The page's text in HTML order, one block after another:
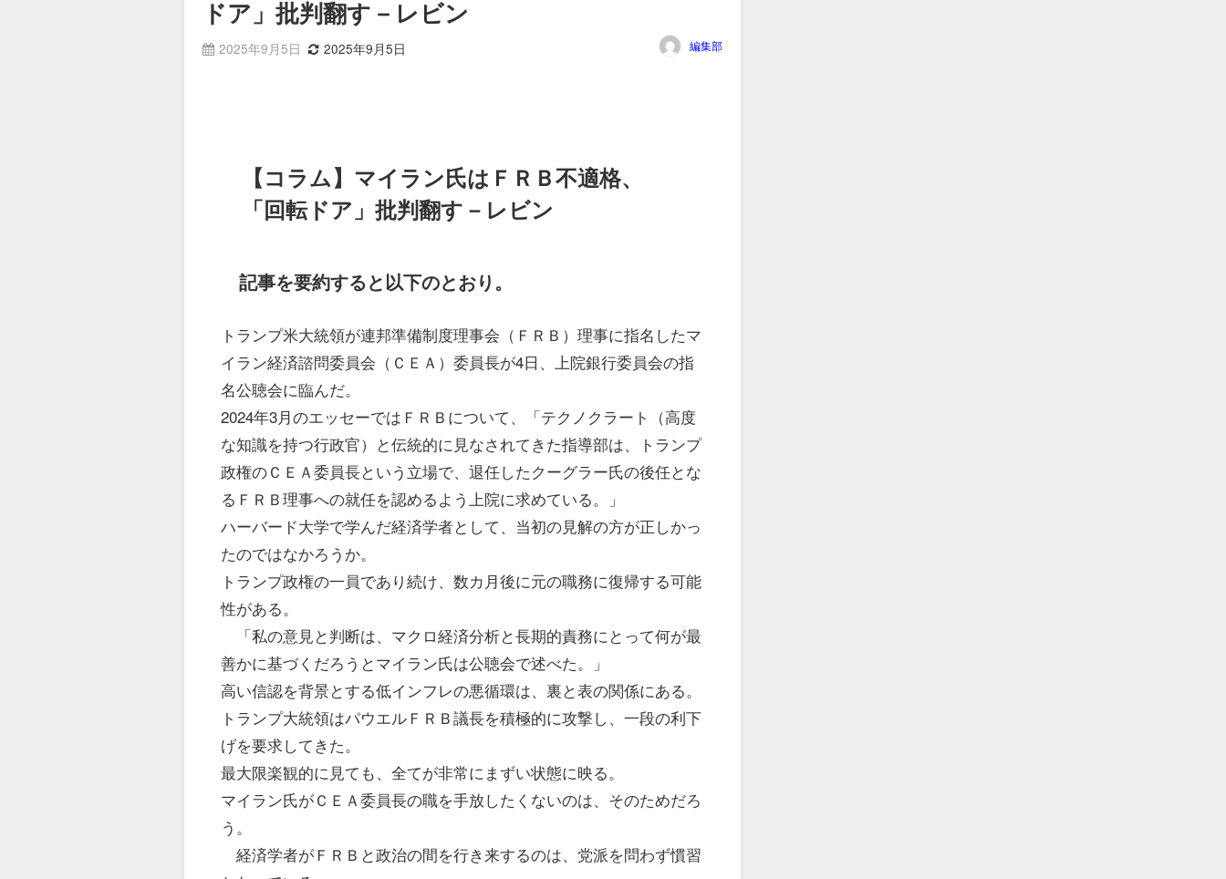
ドア」批判翻す－レビン
2025年9月5日 2025年9月5日 編集部
【コラム】マイラン氏はＦＲＢ不適格、
「回転ドア」批判翻す－レビン
記事を要約すると以下のとおり。
トランプ米大統領が連邦準備制度理事会（ＦＲＢ）理事に指名したマ
イラン経済諮問委員会（ＣＥＡ）委員長が4日、上院銀行委員会の指
名公聴会に臨んだ。
2024年3月のエッセーではＦＲＢについて、「テクノクラート（高度
な知識を持つ行政官）と伝統的に見なされてきた指導部は、トランプ
政権のＣＥＡ委員長という立場で、退任したクーグラー氏の後任とな
るＦＲＢ理事への就任を認めるよう上院に求めている。」
ハーバード大学で学んだ経済学者として、当初の見解の方が正しかっ
たのではなかろうか。
トランプ政権の一員であり続け、数カ月後に元の職務に復帰する可能
性がある。
「私の意見と判断は、マクロ経済分析と長期的責務にとって何が最
善かに基づくだろうとマイラン氏は公聴会で述べた。」
高い信認を背景とする低インフレの悪循環は、裏と表の関係にある。
トランプ大統領はパウエルＦＲＢ議長を積極的に攻撃し、一段の利下
げを要求してきた。
最大限楽観的に見ても、全てが非常にまずい状態に映る。
マイラン氏がＣＥＡ委員長の職を手放したくないのは、そのためだろ
う。
経済学者がＦＲＢと政治の間を行き来するのは、党派を問わず慣習